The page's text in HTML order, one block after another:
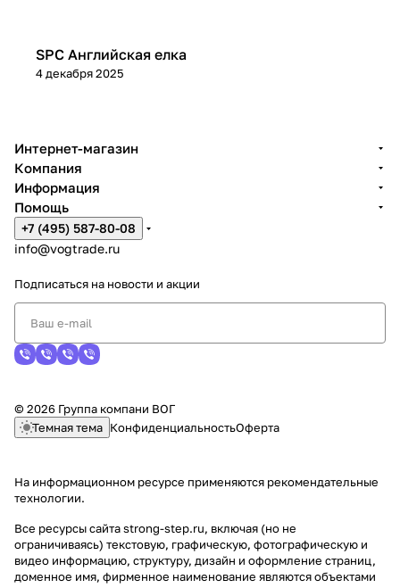
Дизайны SPC
4 декабря 2025
SPC Английская елка
Интернет-магазин
Компания
Информация
Помощь
+7 (495) 587-80-08
info@vogtrade.ru
Подписаться на новости и акции
© 2026 Группа компани ВОГ
Темная тема КонфиденциальностьОферта
На информационном ресурсе применяются рекомендательные
технологии.
Все ресурсы сайта strong-step.ru, включая (но не
ограничиваясь) текстовую, графическую, фотографическую и
видео информацию, структуру, дизайн и оформление страниц,
доменное имя, фирменное наименование являются объектами